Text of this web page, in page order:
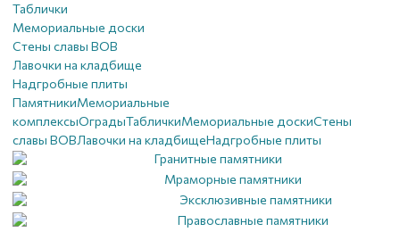
Таблички
Мемориальные доски
Стены славы ВОВ
Лавочки на кладбище
Надгробные плиты
ПамятникиМемориальные
комплексыОградыТабличкиМемориальные доскиСтены
славы ВОВЛавочки на кладбищеНадгробные плиты
Гранитные памятники
Мраморные памятники
Эксклюзивные памятники
Православные памятники